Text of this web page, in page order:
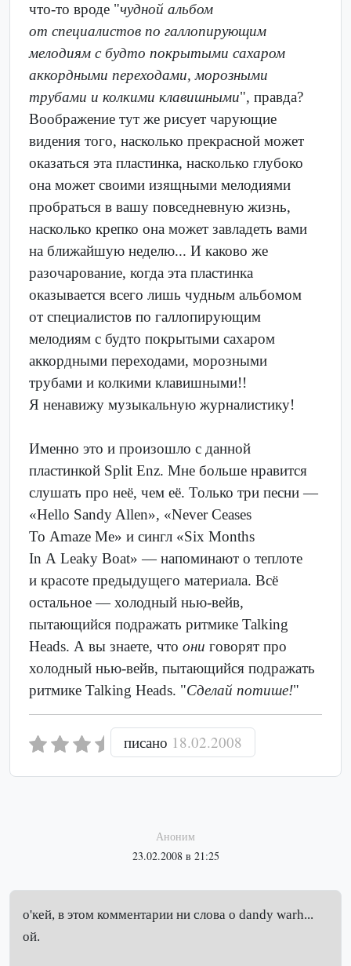
что-то вроде "чудной альбом
от специалистов по галлопирующим
мелодиям с будто покрытыми сахаром
аккордными переходами, морозными
трубами и колкими клавишными", правда?
Воображение тут же рисует чарующие
видения того, насколько прекрасной может
оказаться эта пластинка, насколько глубоко
она может своими изящными мелодиями
пробраться в вашу повседневную жизнь,
насколько крепко она может завладеть вами
на ближайшую неделю... И каково же
разочарование, когда эта пластинка
оказывается всего лишь чудным альбомом
от специалистов по галлопирующим
мелодиям с будто покрытыми сахаром
аккордными переходами, морозными
трубами и колкими клавишными!!
Я ненавижу музыкальную журналистику!
Именно это и произошло с данной
пластинкой Split Enz. Мне больше нравится
слушать про неё, чем её. Только три песни —
«Hello Sandy Allen», «Never Ceases
To Amaze Me» и сингл «Six Months
In A Leaky Boat» — напоминают о теплоте
и красоте предыдущего материала. Всё
остальное — холодный нью-вейв,
пытающийся подражать ритмике Talking
Heads. А вы знаете, что они говорят про
холодный нью-вейв, пытающийся подражать
ритмике Talking Heads. "Сделай потише!"
писано 18.02.2008
Аноним
23.02.2008 в 21:25
о'кей, в этом комментарии ни слова о dandy warh...
ой.